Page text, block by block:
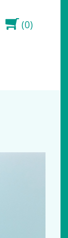
(0)